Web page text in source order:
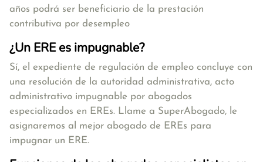
años podrá ser beneficiario de la prestación
contributiva por desempleo
¿Un ERE es impugnable?
Sí, el expediente de regulación de empleo concluye con
una resolución de la autoridad administrativa, acto
administrativo impugnable por abogados
especializados en EREs. Llame a SuperAbogado, le
asignaremos al mejor abogado de EREs para
impugnar un ERE.